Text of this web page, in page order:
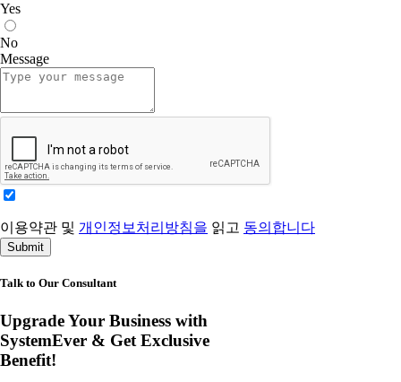
Yes
No
Message
이용약관 및 개인정보처리방침을 읽고 동의합니다
Submit
Talk to Our Consultant
Upgrade Your Business with
SystemEver & Get Exclusive
Benefit!